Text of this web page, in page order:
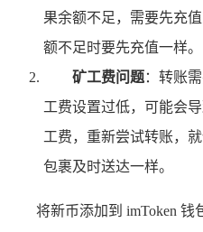
果余额不足，需要先充
额不足时要先充值一样。
矿工费问题：转账
工费设置过低，可能会
工费，重新尝试转账，
包裹及时送达一样。
将新币添加到 imToken 钱